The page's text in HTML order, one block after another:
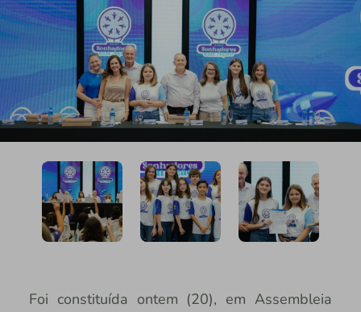
Foi constituída ontem (20), em Assembleia